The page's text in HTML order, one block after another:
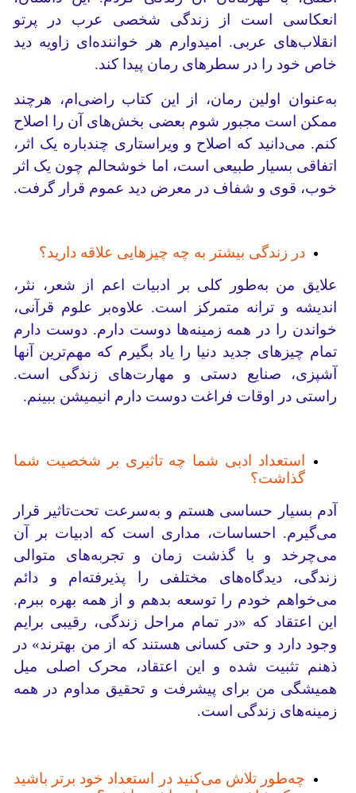
انعکاسی است از زندگی شخصی عرب در پرتو
انقلاب‌های عربی. امیدوارم هر خواننده‌ای زاویه دید
خاص خود را در سطرهای رمان پیدا کند.
به‌عنوان اولین رمان، از این کتاب راضی‌ام، هرچند
ممکن است مجبور شوم بعضی بخش‌های آن را اصلاح
کنم. می‌دانید که اصلاح و ویراستاری چندباره یک اثر،
اتفاقی بسیار طبیعی است، اما خوشحالم چون یک اثر
خوب، قوی و شفاف در معرض دید عموم قرار گرفت.
در زندگی بیشتر به چه چیزهایی علاقه دارید؟
علایق من به‌طور کلی بر ادبیات اعم از شعر، نثر،
اندیشه و ترانه متمرکز است. علاوه‌بر علوم قرآنی،
خواندن را در همه زمینه‌ها دوست دارم. دوست دارم
تمام چیزهای جدید دنیا را یاد بگیرم که مهم‌ترین آنها
آشپزی، صنایع دستی و مهارت‌های زندگی است.
راستی در اوقات فراغت دوست دارم انیمیشن ببینم.
استعداد ادبی شما چه تاثیری بر شخصیت شما
گذاشت؟
آدم بسیار حساسی هستم و به‌سرعت تحت‌تاثیر قرار
می‌گیرم. احساسات، مداری است که ادبیات بر آن
می‌چرخد ​​و با گذشت زمان و تجربه‌های متوالی
زندگی، دیدگاه‌های مختلفی را پذیرفته‌ام و دائم
می‌خواهم خودم را توسعه بدهم و از همه بهره ببرم.
این اعتقاد که «در تمام مراحل زندگی، رقیبی برایم
وجود دارد و حتی کسانی هستند که از من بهترند» در
ذهنم تثبیت شده و این اعتقاد، محرک اصلی میل
همیشگی من برای پیشرفت و تحقیق مداوم در همه
زمینه‌های زندگی است.
چه‌طور تلاش می‌کنید در استعداد خود برتر باشید